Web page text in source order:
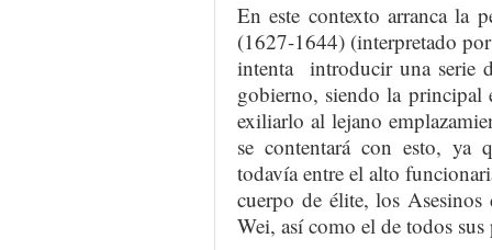
En este contexto arranca la
(1627-1644) (interpretado
intenta introducir una serie
gobierno, siendo la principal
exiliarlo al lejano
se contentará con esto, ya
todavía entre el alto
cuerpo de élite, los
Wei, así como el de todos